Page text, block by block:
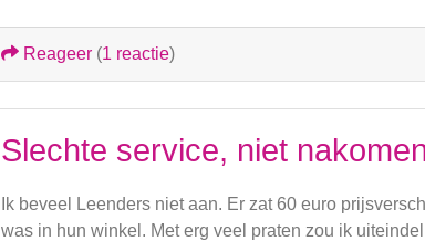
Reageer (1 reactie)
Slechte service, niet
Ik beveel Leenders niet aan. Er zat 60 euro
was in hun winkel. Met erg veel praten zou ik